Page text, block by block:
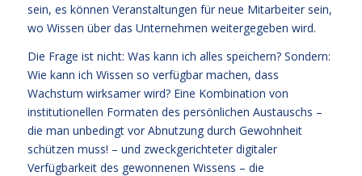
sein, es können Veranstaltungen für neue Mitarbeiter sein,
wo Wissen über das Unternehmen weitergegeben wird.
Die Frage ist nicht: Was kann ich alles speichern? Sondern:
Wie kann ich Wissen so verfügbar machen, dass
Wachstum wirksamer wird? Eine Kombination von
institutionellen Formaten des persönlichen Austauschs –
die man unbedingt vor Abnutzung durch Gewohnheit
schützen muss! – und zweckgerichteter digitaler
Verfügbarkeit des gewonnenen Wissens – die